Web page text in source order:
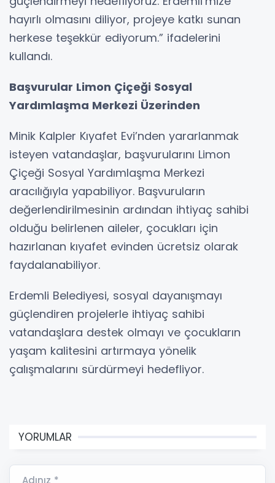
hayırlı olmasını diliyor, projeye katkı sunan
herkese teşekkür ediyorum.” ifadelerini
kullandı.
Başvurular Limon Çiçeği Sosyal
Yardımlaşma Merkezi Üzerinden
Minik Kalpler Kıyafet Evi’nden yararlanmak
isteyen vatandaşlar, başvurularını Limon
Çiçeği Sosyal Yardımlaşma Merkezi
aracılığıyla yapabiliyor. Başvuruların
değerlendirilmesinin ardından ihtiyaç sahibi
olduğu belirlenen aileler, çocukları için
hazırlanan kıyafet evinden ücretsiz olarak
faydalanabiliyor.
Erdemli Belediyesi, sosyal dayanışmayı
güçlendiren projelerle ihtiyaç sahibi
vatandaşlara destek olmayı ve çocukların
yaşam kalitesini artırmaya yönelik
çalışmalarını sürdürmeyi hedefliyor.
YORUMLAR
Adınız *